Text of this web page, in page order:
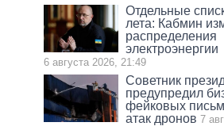
Отдельные
лета: Кабмин
распределения
электроэнергии
6 августа 2026, 21:49
Советник
предупредил
фейковых
атак дронов 7